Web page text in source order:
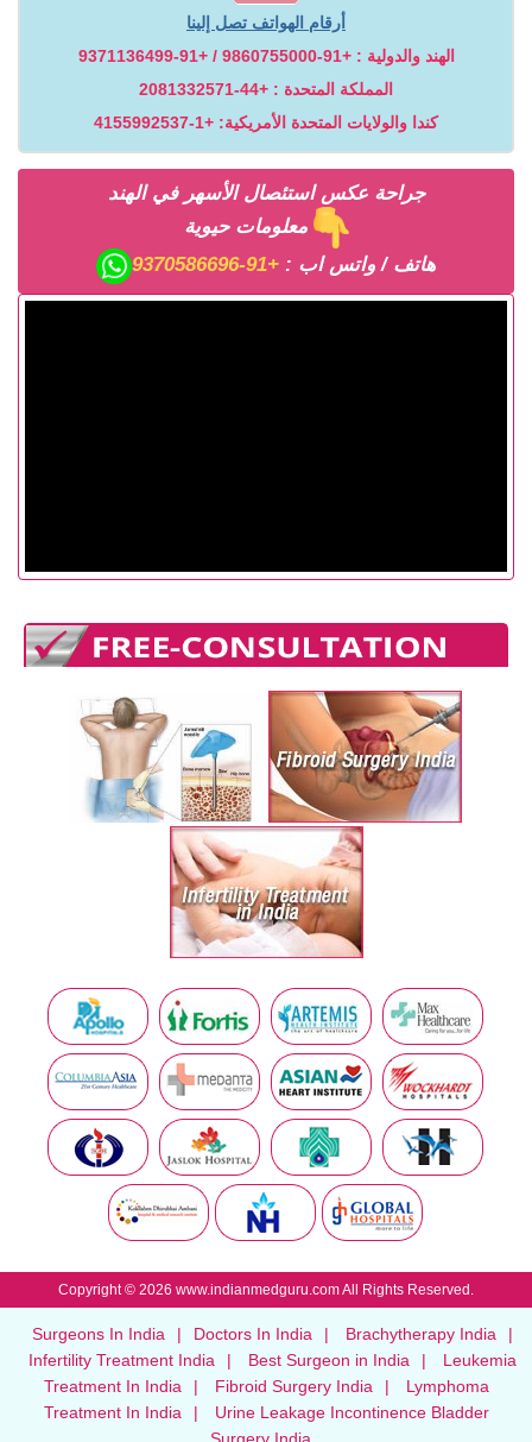
أرقام الهواتف تصل إلينا
الهند والدولية : +91-9860755000 / +91-9371136499
المملكة المتحدة : +44-2081332571
كندا والولايات المتحدة الأمريكية: +1-4155992537
جراحة عكس استئصال الأسهر في الهند
معلومات حيوية
هاتف / واتس اب : +91-9370586696
Copyright © 2026 www.indianmedguru.com All Rights Reserved.
Surgeons In India | Doctors In India | Brachytherapy India
|
Infertility Treatment India
| Best Surgeon in India |
Leukemia
Treatment In India
| Fibroid Surgery India |
Lymphoma
Treatment In India
|
Urine Leakage Incontinence Bladder